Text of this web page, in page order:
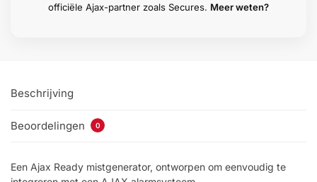
officiële Ajax-partner zoals Secures. Meer weten?
Beschrijving
Beoordelingen 0
Een Ajax Ready mistgenerator, ontworpen om eenvoudig te